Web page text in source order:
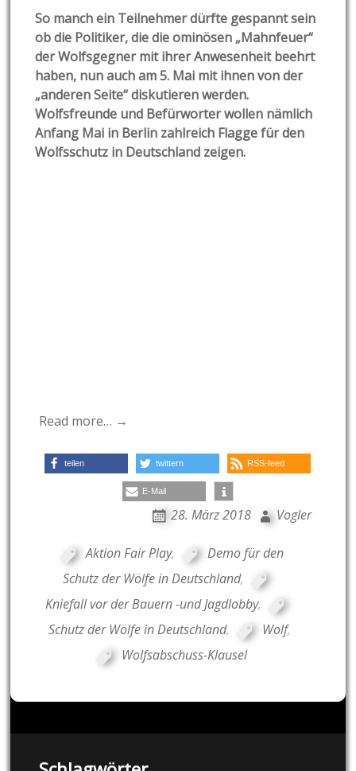
So manch ein Teilnehmer dürfte gespannt sein
ob die Politiker, die die ominösen „Mahnfeuer“
der Wolfsgegner mit ihrer Anwesenheit beehrt
haben, nun auch am 5. Mai mit ihnen von der
„anderen Seite“ diskutieren werden.
Wolfsfreunde und Befürworter wollen nämlich
Anfang Mai in Berlin zahlreich Flagge für den
Wolfsschutz in Deutschland zeigen.
Read more… →
teilen twittern RSS-feed
E-Mail
28. März 2018 Vogler
Aktion Fair Play,
Demo für den
Schutz der Wölfe in Deutschland,
Kniefall vor der Bauern -und Jagdlobby,
Schutz der Wölfe in Deutschland, Wolf,
Wolfsabschuss-Klausel